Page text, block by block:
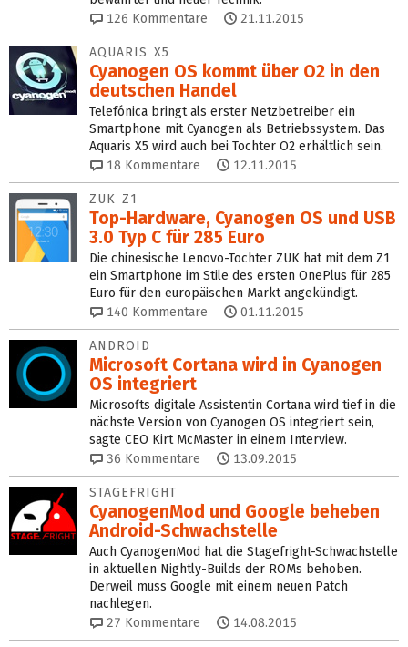
126 Kommentare 21.11.2015
AQUARIS X5
Cyanogen OS kommt über O2 in den
deutschen Handel
Telefónica bringt als erster Netzbetreiber ein
Smartphone mit Cyanogen als Betriebssystem. Das
Aquaris X5 wird auch bei Tochter O2 erhältlich sein.
18 Kommentare 12.11.2015
ZUK Z1
Top-Hardware, Cyanogen OS und USB
3.0 Typ C für 285 Euro
Die chinesische Lenovo-Tochter ZUK hat mit dem Z1
ein Smartphone im Stile des ersten OnePlus für 285
Euro für den europäischen Markt angekündigt.
140 Kommentare 01.11.2015
ANDROID
Microsoft Cortana wird in Cyanogen
OS integriert
Microsofts digitale Assistentin Cortana wird tief in die
nächste Version von Cyanogen OS integriert sein,
sagte CEO Kirt McMaster in einem Interview.
36 Kommentare 13.09.2015
STAGEFRIGHT
CyanogenMod und Google beheben
Android-Schwachstelle
Auch CyanogenMod hat die Stagefright-Schwachstelle
in aktuellen Nightly-Builds der ROMs behoben.
Derweil muss Google mit einem neuen Patch
nachlegen.
27 Kommentare 14.08.2015